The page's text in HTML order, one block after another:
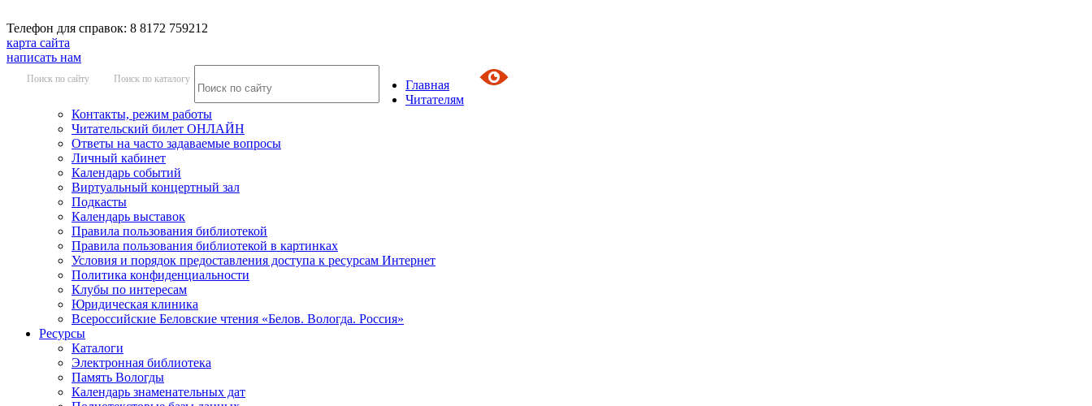
Телефон для справок: 8 8172 759212
карта сайта
написать нам
Поиск по сайту Поиск по каталогу
Главная
Читателям
Контакты, режим работы
Читательский билет ОНЛАЙН
Ответы на часто задаваемые вопросы
Личный кабинет
Календарь событий
Виртуальный концертный зал
Подкасты
Календарь выставок
Правила пользования библиотекой
Правила пользования библиотекой в картинках
Условия и порядок предоставления доступа к ресурсам Интернет
Политика конфиденциальности
Клубы по интересам
Юридическая клиника
Всероссийские Беловские чтения «Белов. Вологда. Россия»
Ресурсы
Каталоги
Электронная библиотека
Память Вологды
Календарь знаменательных дат